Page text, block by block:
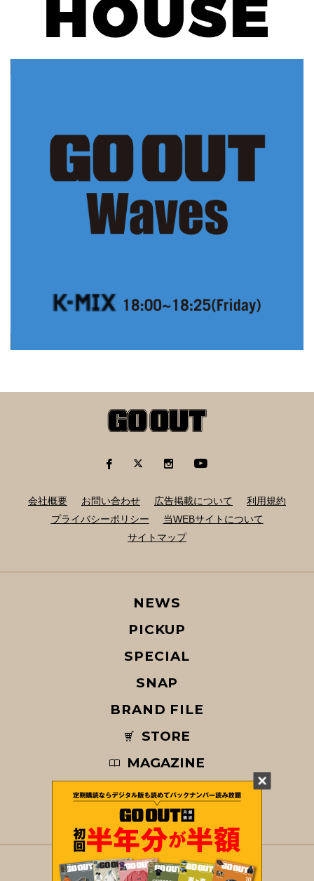
会社概要 お問い合わせ 広告掲載について
利用規約
プライバシーポリシー
当WEBサイトについて
サイトマップ
© COPYRIGHT 2026 GO OUT / SAN-EI CORPORATION Co.,Ltd.
NEWS
PICKUP
SPECIAL
SNAP
BRAND FILE
STORE
MAGAZINE